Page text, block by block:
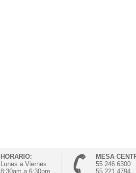
HORARIO:
Lunes a Viernes
8:30am a 6:30pm
MESA
55 246 6300
55 221 4794